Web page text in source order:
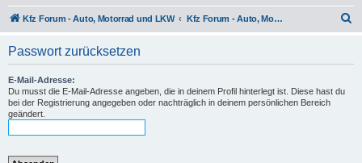
Kfz Forum - Auto, Motorrad und LKW Kfz Forum - Auto, Motorrad und LKW
Passwort zurücksetzen
E-Mail-Adresse:
Du musst die E-Mail-Adresse angeben, die in deinem Profil hinterlegt ist. Diese hast du
bei der Registrierung angegeben oder nachträglich in deinem persönlichen Bereich
geändert.